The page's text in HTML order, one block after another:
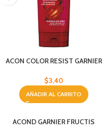
ACON COLOR RESIST GARNIER
$3,40
AÑADIR AL CARRITO
ACOND GARNIER FRUCTIS